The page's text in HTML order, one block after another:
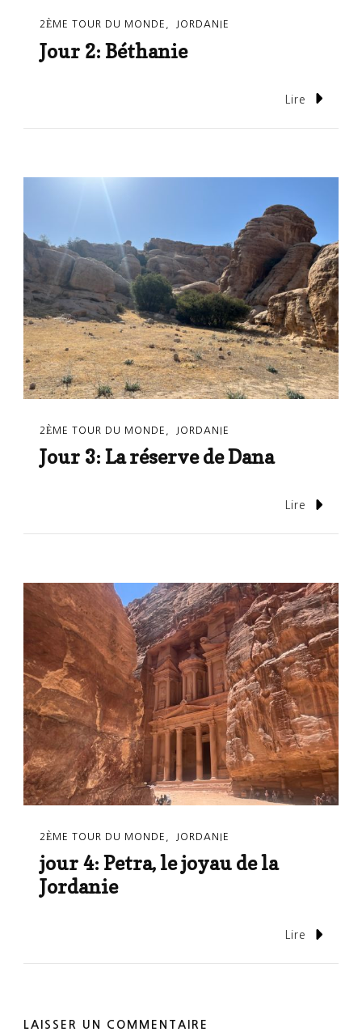
2ÈME TOUR DU MONDE JORDANIE
Jour 2: Béthanie
Lire
2ÈME TOUR DU MONDE JORDANIE
Jour 3: La réserve de Dana
Lire
2ÈME TOUR DU MONDE JORDANIE
jour 4: Petra, le joyau de la
Jordanie
Lire
LAISSER UN COMMENTAIRE